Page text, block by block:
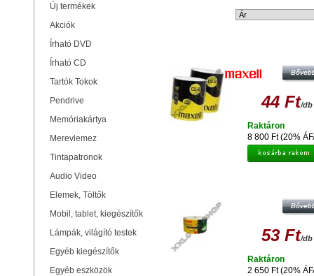
Új termékek
Akciók
Írható DVD
Írható CD
Tartók Tokok
Pendrive
Memóriakártya
Merevlemez
Tintapatronok
Audio Video
Elemek, Töltők
Mobil, tablet, kiegészítők
Lámpák, világító testek
Egyéb kiegészítők
Egyéb eszközök
FÜLHALLGATÓ
44 Ft/db
8 800 Ft (20%
Raktáron
53 Ft/db
2 650 Ft (20%
Raktáron